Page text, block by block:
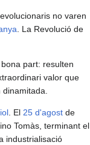
no varen
. La Revolució de
part: resulten
valor que
dinamitada.
. El 25 d'agost de
Tomàs, terminant el
industrialisació